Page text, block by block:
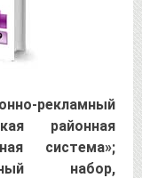
рекламный
районная
система»;
набор,